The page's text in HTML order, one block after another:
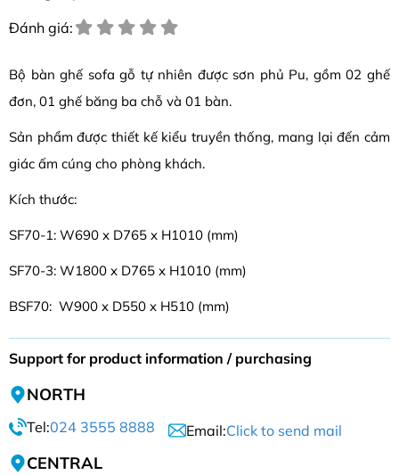
Đánh giá:
Bộ bàn ghế sofa gỗ tự nhiên được sơn phủ Pu, gồm 02 ghế
đơn, 01 ghế băng ba chỗ và 01 bàn.
Sản phẩm được thiết kế kiểu truyền thống, mang lại đến cảm
giác ấm cúng cho phòng khách.
Kích thước:
SF70-1: W690 x D765 x H1010 (mm)
SF70-3: W1800 x D765 x H1010 (mm)
BSF70: W900 x D550 x H510 (mm)
Support for product information / purchasing
NORTH
Tel:024 3555 8888 Email:Click to send mail
CENTRAL